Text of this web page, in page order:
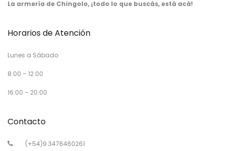
La armería de Chingolo, ¡todo lo que buscás, está acá!
Horarios de Atención
Lunes a Sábado
8:00 – 12:00
16:00 – 20:00
Contacto
(+54)9 3476460261